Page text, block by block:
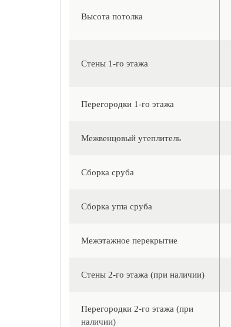
Высота потолка
Стены 1-го этажа
Перегородки 1-го этажа
Межвенцовый утеплитель
Сборка сруба
Сборка угла сруба
Межэтажное перекрытие
Стены 2-го этажа (при наличии)
Перегородки 2-го этажа (при
наличии)